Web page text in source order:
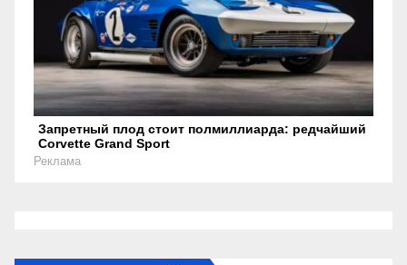
Запретный плод стоит полмиллиарда: редчайший
Corvette Grand Sport
Реклама